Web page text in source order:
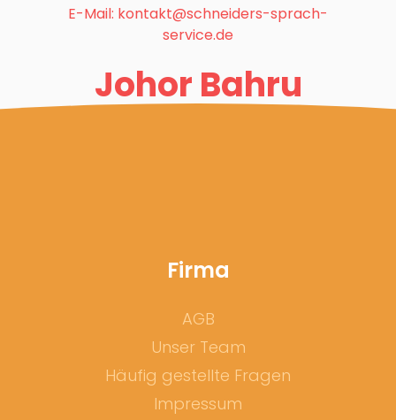
E-Mail: kontakt@schneiders-sprach-
service.de
Johor Bahru
Adresse
Firma
AGB
Unser Team
Häufig gestellte Fragen
Impressum